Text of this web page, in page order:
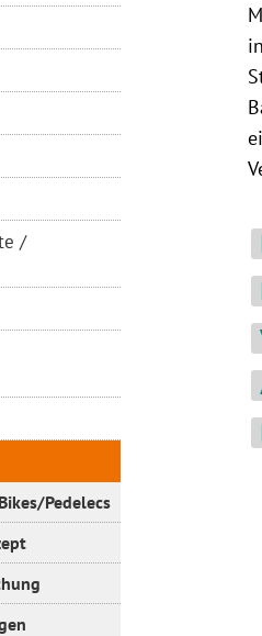
/
Pedelecs